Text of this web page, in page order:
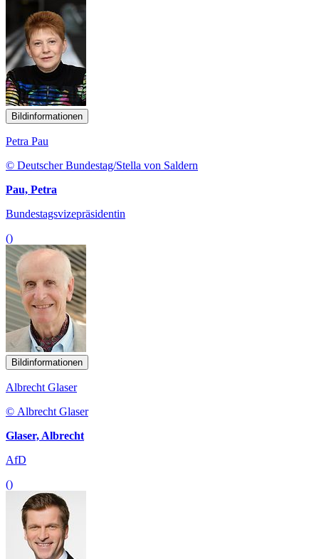
Bildinformationen
Petra Pau
© Deutscher Bundestag/Stella von Saldern
Pau, Petra
Bundestagsvizepräsidentin
()
Bildinformationen
Albrecht Glaser
© Albrecht Glaser
Glaser, Albrecht
AfD
()